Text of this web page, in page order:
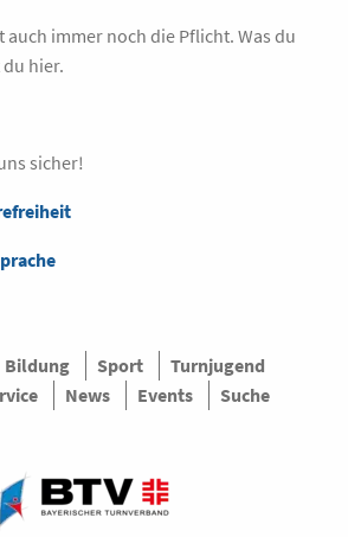
auch immer noch die Pflicht. Was du
hier.
sicher!
Bildung Sport
Turnjugend
News Events Suche